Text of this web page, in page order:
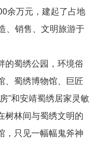
余万元，建起了占地
、销售、文明旅游于
的蜀绣公园，环境俗
、蜀绣博物馆、巨匠
”和安靖蜀绣居家灵敏
树林间与蜀绣文明的
，只见一幅幅鬼斧神